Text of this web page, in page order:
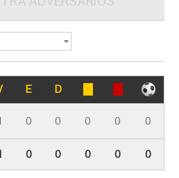
E D
0 0 0 0 0
0 0 0 0 0